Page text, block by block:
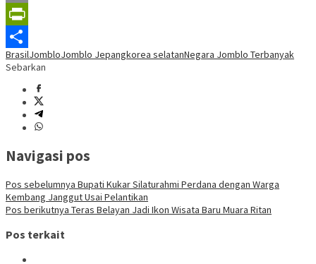
Copy
Link
PrintFriendly
Share
BrasilJombloJomblo Jepangkorea selatanNegara Jomblo Terbanyak
Sebarkan
Navigasi pos
Pos sebelumnya Bupati Kukar Silaturahmi Perdana dengan Warga
Kembang Janggut Usai Pelantikan
Pos berikutnya Teras Belayan Jadi Ikon Wisata Baru Muara Ritan
Pos terkait